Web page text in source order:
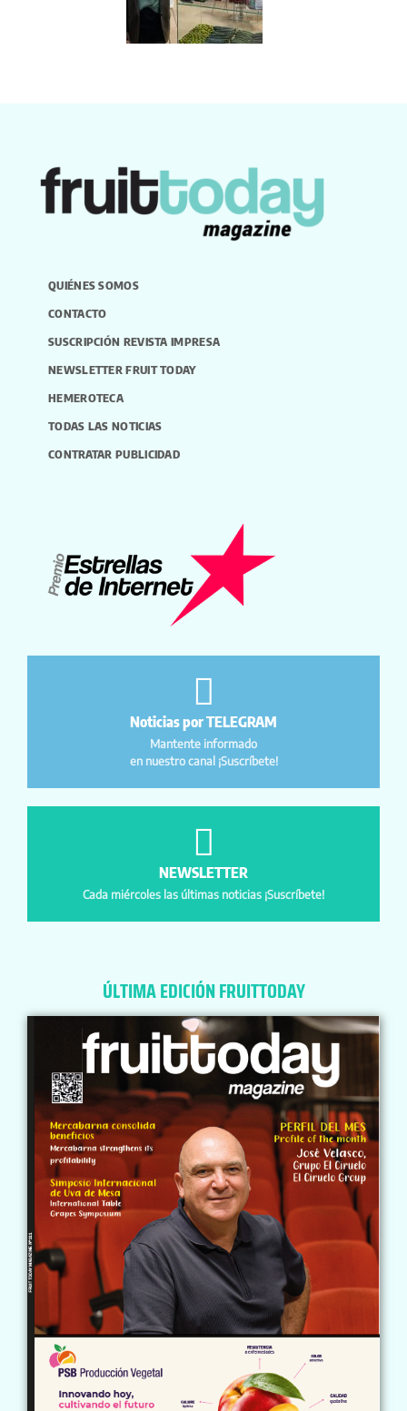
QUIÉNES SOMOS
CONTACTO
SUSCRIPCIÓN REVISTA IMPRESA
NEWSLETTER FRUIT TODAY
HEMEROTECA
TODAS LAS NOTICIAS
CONTRATAR PUBLICIDAD
Noticias por TELEGRAM
Mantente informado
en nuestro canal ¡Suscríbete!
NEWSLETTER
Cada miércoles las últimas noticias ¡Suscríbete!
ÚLTIMA EDICIÓN FRUITTODAY